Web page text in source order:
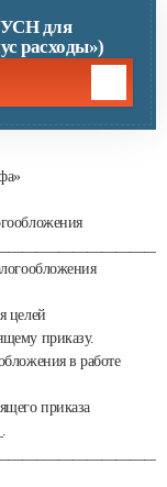
УСН для
расходы»)
целей
приказу.
в работе
приказа